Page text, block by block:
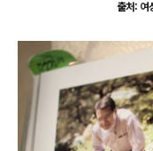
출처: 여